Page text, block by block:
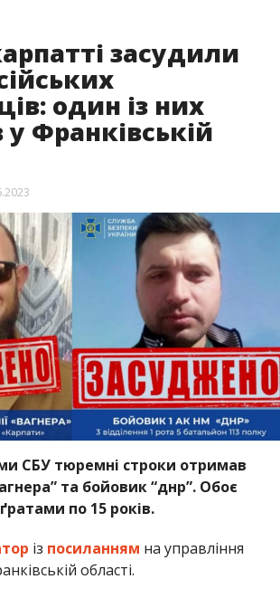
засудили
один із них
Франківській
СБУ тюремні строки отримав
та бойовик “днр”. Обоє
по 15 років.
із посиланням на управління
області.